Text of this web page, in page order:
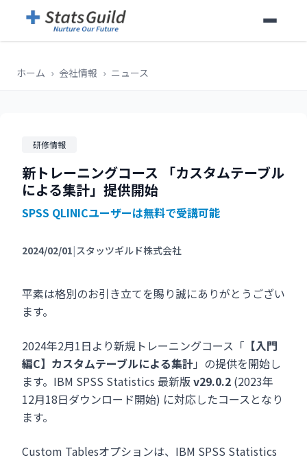
ホーム › 会社情報 › ニュース
研修情報
新トレーニングコース 「カスタムテーブル
による集計」提供開始
SPSS QLINICユーザーは無料で受講可能
2024/02/01|スタッツギルド株式会社
平素は格別のお引き立てを賜り誠にありがとうござい
ます。
2024年2月1日より新規トレーニングコース「 【入門
編C】カスタムテーブルによる集計」の提供を開始し
ます。IBM SPSS Statistics 最新版v29.0.2 (2023年
12月18日ダウンロード開始) に対応したコースとなり
ます。
Custom Tablesオプションは、IBM SPSS Statistics